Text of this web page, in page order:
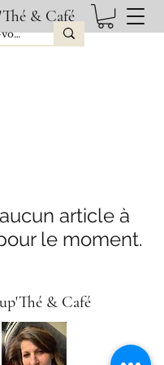
& Café
article à
le moment.
& Café